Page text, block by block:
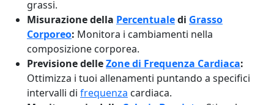
grassi.
Misurazione della Percentualedi Grasso
Corporeo: Monitora i cambiamenti nella
composizione corporea.
Previsione delleZone di Frequenza Cardiaca:
Ottimizza i tuoi allenamenti puntando a specifici
intervalli di frequenza cardiaca.